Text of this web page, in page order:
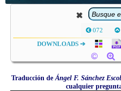
072
DOWNLOADS ➔
Traducción deÁngel F. Sánchez
cualquier